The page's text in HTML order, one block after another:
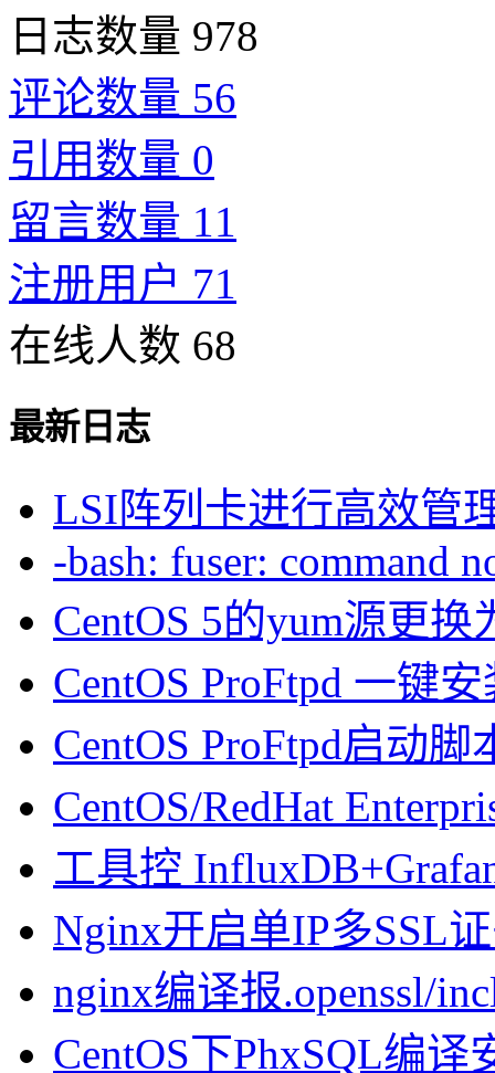
日志数量 978
评论数量 56
引用数量 0
留言数量 11
注册用户 71
在线人数 68
最新日志
LSI阵列卡进行高效管
-bash: fuser: command
CentOS 5的yum源更
CentOS ProFtpd 一键
CentOS ProFtpd启动脚
CentOS/RedHat
工具控
Nginx开启单IP多SSL
nginx编译报.openssl/
CentOS下PhxSQL编译